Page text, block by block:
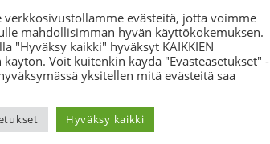
verkkosivustollamme evästeitä, jotta voimme
mahdollisimman hyvän käyttökokemuksen.
"Hyväksy kaikki" hyväksyt KAIKKIEN
käytön. Voit kuitenkin käydä "Evästeasetukset" -
yksitellen mitä evästeitä saa
Hyväksy kaikki